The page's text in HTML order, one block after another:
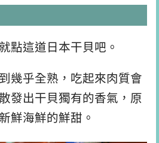
點這道日本干貝吧。
幾乎全熟，吃起來肉質會
發出干貝獨有的香氣，原
鮮海鮮的鮮甜。